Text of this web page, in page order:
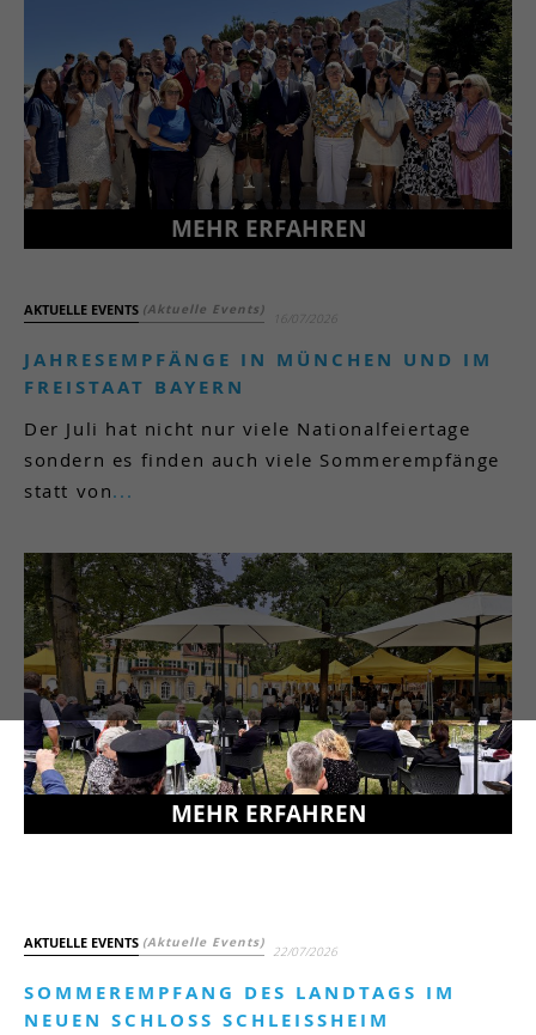
MEHR ERFAHREN
AKTUELLE EVENTS (Aktuelle Events)
16/07/2026
JAHRESEMPFÄNGE IN MÜNCHEN UND IM
FREISTAAT BAYERN
Der Juli hat nicht nur viele Nationalfeiertage
sondern es finden auch viele Sommerempfänge
statt von...
MEHR ERFAHREN
AKTUELLE EVENTS (Aktuelle Events)
22/07/2026
SOMMEREMPFANG DES LANDTAGS IM
NEUEN SCHLOSS SCHLEISSHEIM